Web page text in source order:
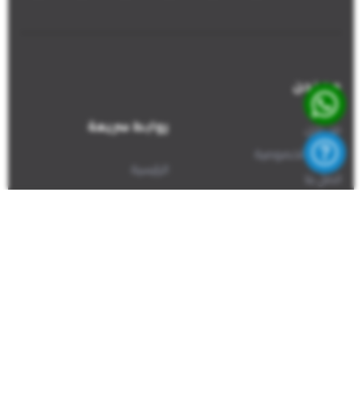
من نحن
من نحن
سياسة الخصوصية
اتصل بنا
روابط سريعة
الرئيسية
مركز المفقودين